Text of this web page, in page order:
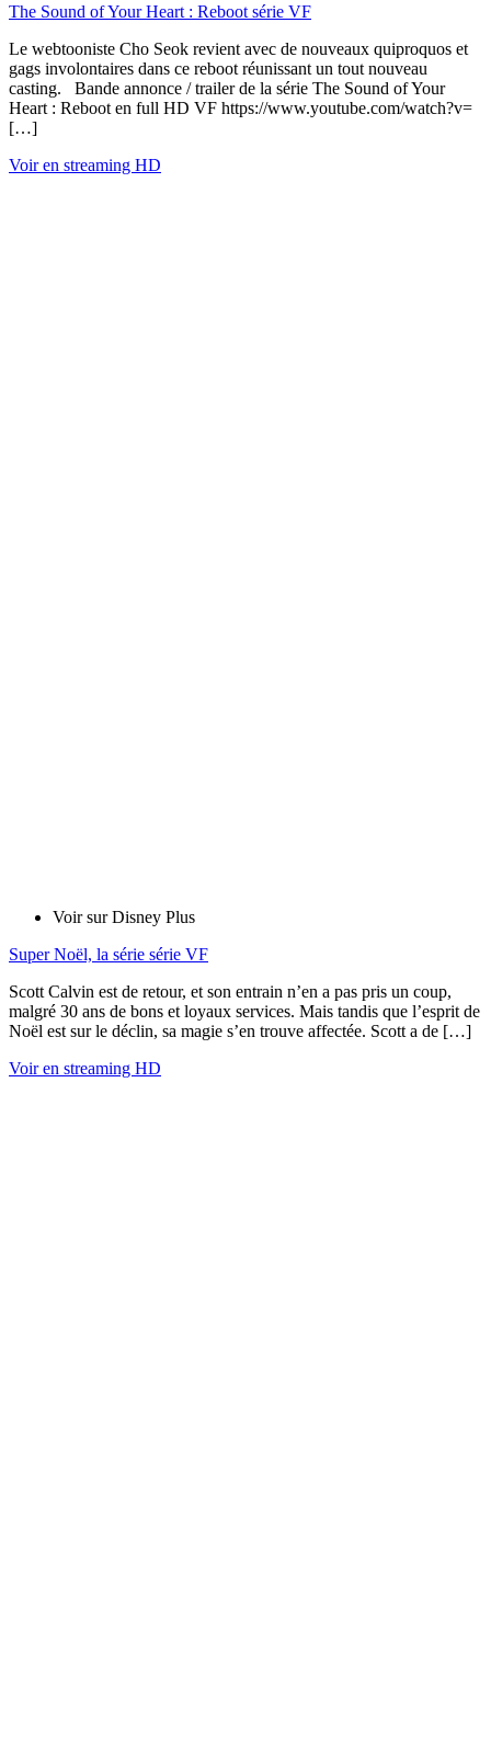
The Sound of Your Heart : Reboot série VF
Le webtooniste Cho Seok revient avec de nouveaux quiproquos et
gags involontaires dans ce reboot réunissant un tout nouveau
casting. Bande annonce / trailer de la série The Sound of Your
Heart : Reboot en full HD VF https://www.youtube.com/watch?v=
[…]
Voir en streaming HD
Voir sur Disney Plus
Super Noël, la série série VF
Scott Calvin est de retour, et son entrain n’en a pas pris un coup,
malgré 30 ans de bons et loyaux services. Mais tandis que l’esprit de
Noël est sur le déclin, sa magie s’en trouve affectée. Scott a de […]
Voir en streaming HD